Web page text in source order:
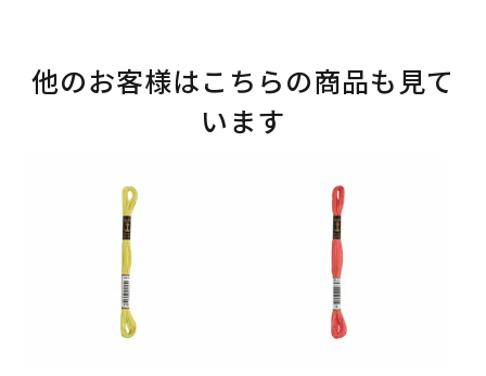
他のお客様はこちらの商品も見て
います